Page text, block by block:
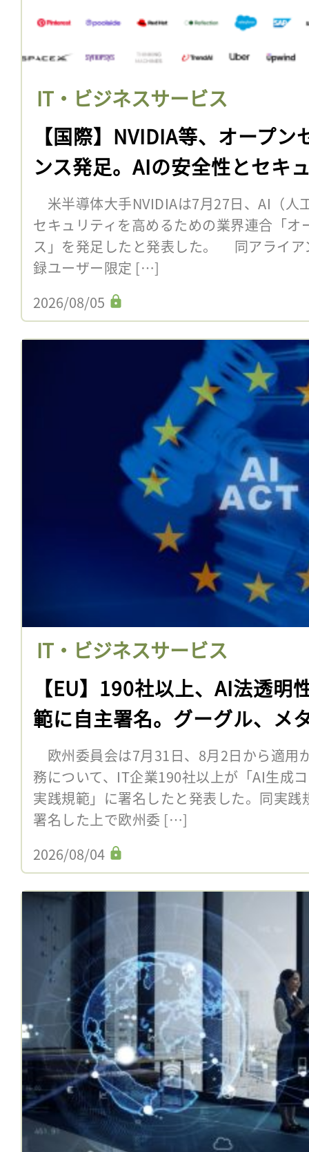
IT・ビジネスサービス
【国際】NVIDIA等、オープ
ンス発足。AIの安全性とセキ
米半導体大手NVIDIAは7月27日、AI（人
セキュリティを高めるための業界連合「オ
ス」を発足したと発表した。 同アライア
録ユーザー限定 […]
2026/08/05
IT・ビジネスサービス
【EU】190社以上、AI法透明
範に自主署名。グーグル、メ
欧州委員会は7月31日、8月2日から適用
務について、IT企業190社以上が「AI生成
実践規範」に署名したと発表した。同実
署名した上で欧州委 […]
2026/08/04